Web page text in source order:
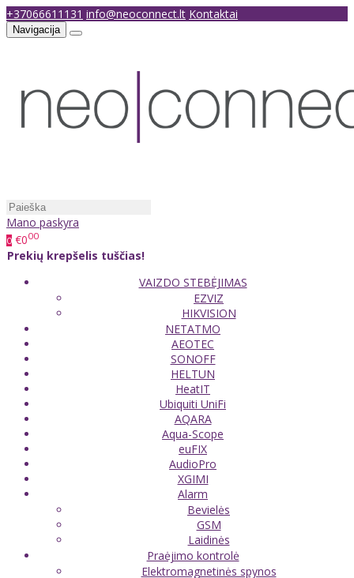
+37066611131 info@neoconnect.lt Kontaktai
Navigacija
Mano paskyra
0 €000
Prekių krepšelis tuščias!
VAIZDO STEBĖJIMAS
EZVIZ
HIKVISION
NETATMO
AEOTEC
SONOFF
HELTUN
HeatIT
Ubiquiti UniFi
AQARA
Aqua-Scope
euFIX
AudioPro
XGIMI
Alarm
Bevielės
GSM
Laidinės
Praėjimo kontrolė
Elektromagnetinės spynos